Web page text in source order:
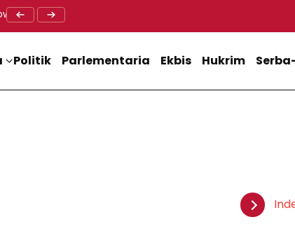
BTS, Diwa : Nyawa dan Keselamatan Warga Lebih
Doa Lintas Agama Perkuat Semangat Persatuan Jelang
Politik Parlementaria Ekbis Hukrim